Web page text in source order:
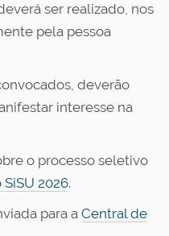
ser realizado, nos
pela pessoa
deverão
interesse na
o processo seletivo
2026.
para a Central de